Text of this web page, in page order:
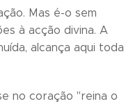
Mas é-o sem
à acção divina. A
alcança aqui toda
no coração "reina o